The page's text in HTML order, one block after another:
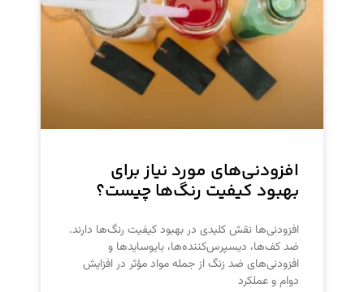
افزودنی‌های مورد نیاز برای
بهبود کیفیت رنگ‌ها چیست؟
افزودنی‌ها نقش کلیدی در بهبود کیفیت رنگ‌ها دارند.
ضد کف‌ها، دیسپرس‌کننده‌ها، بایوسایدها و
افزودنی‌های ضد زنگ از جمله مواد مؤثر در افزایش
دوام و عملکرد